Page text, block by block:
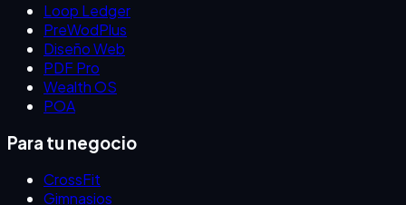
Loop Ledger
PreWodPlus
Diseño Web
PDF Pro
Wealth OS
POA
Para tu negocio
CrossFit
Gimnasios